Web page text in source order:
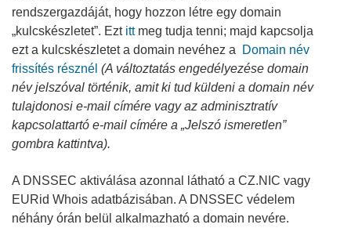
rendszergazdáját, hogy hozzon létre egy domain
„kulcskészletet”. Ezt ittmeg tudja tenni; majd kapcsolja
ezt a kulcskészletet a domain nevéhez a
Domain név
frissítés résznél (A változtatás engedélyezése domain
név jelszóval történik, amit ki tud küldeni a domain név
tulajdonosi e-mail címére vagy az adminisztratív
kapcsolattartó e-mail címére a „Jelszó ismeretlen”
gombra kattintva).
A DNSSEC aktiválása azonnal látható a CZ.NIC vagy
EURid Whois adatbázisában. A DNSSEC védelem
néhány órán belül alkalmazható a domain nevére.